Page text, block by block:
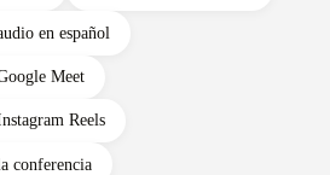
en español
Meet
Reels
conferencia